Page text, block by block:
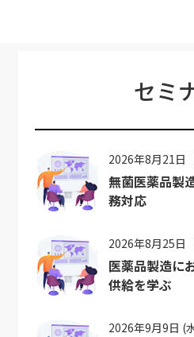
セミ
2026年8月21日
無菌医薬品製
務対応
2026年8月25日
医薬品製造に
供給を学ぶ
2026年9月9日 (